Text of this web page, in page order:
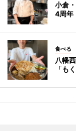
小倉
4周年
食べる
八幡
「も